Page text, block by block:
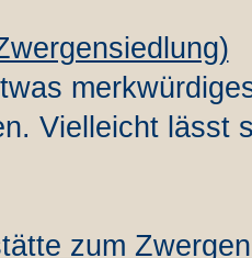
Vielleicht lässt
zum